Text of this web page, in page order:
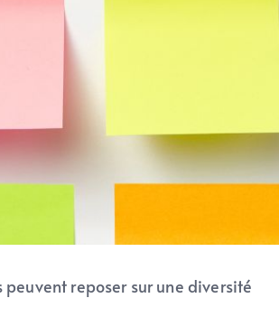
reposer sur une diversité